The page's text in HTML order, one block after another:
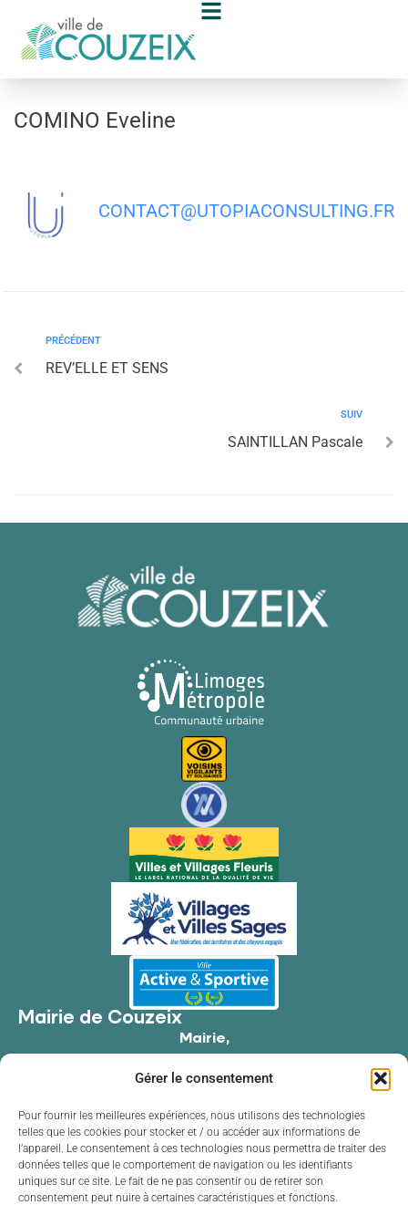
Gérer le consentement
Pour fournir les meilleures expériences, nous utilisons des technologies
telles que les cookies pour stocker et / ou accéder aux informations de
l’appareil. Le consentement à ces technologies nous permettra de traiter des
données telles que le comportement de navigation ou les identifiants
uniques sur ce site. Le fait de ne pas consentir ou de retirer son
consentement peut nuire à certaines caractéristiques et fonctions.
COMINO Eveline
CONTACT@UTOPIACONSULTING.FR
PRÉCÉDENT
REV’ELLE ET SENS
SUIV
SAINTILLAN Pascale
Mairie de Couzeix
Mairie,
87270 Couzeix
05 55 39 34 09
Contacter la mairie
Horaires d'ouverture
Lundide 8h30 à 12h00 et de 13h30 à 17h30
Mardi
de 8h30 à 12h00 et de 13h30 à 17h30